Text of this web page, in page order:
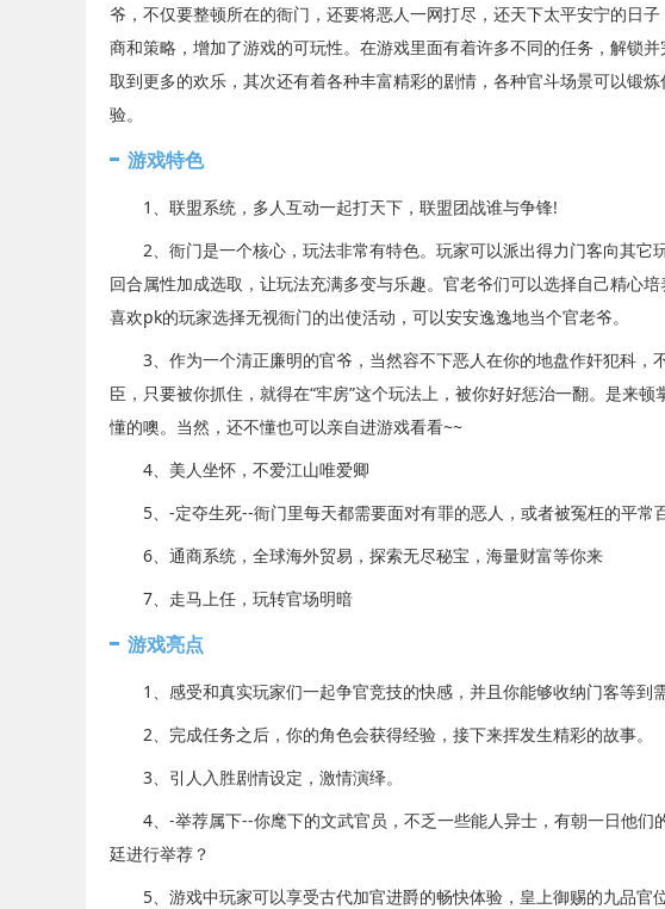
爷，不仅要整顿所在的衙门，还要将恶人一网打尽，还天下太平安宁的日
商和策略，增加了游戏的可玩性。在游戏里面有着许多不同的任务，解锁
取到更多的欢乐，其次还有着各种丰富精彩的剧情，各种官斗场景可以锻
验。
游戏特色
1、联盟系统，多人互动一起打天下，联盟团战谁与争锋!
2、衙门是一个核心，玩法非常有特色。玩家可以派出得力门客向其它
回合属性加成选取，让玩法充满多变与乐趣。官老爷们可以选择自己精心
喜欢pk的玩家选择无视衙门的出使活动，可以安安逸逸地当个官老爷。
3、作为一个清正廉明的官爷，当然容不下恶人在你的地盘作奸犯科，
臣，只要被你抓住，就得在“牢房”这个玩法上，被你好好惩治一翻。是来
懂的噢。当然，还不懂也可以亲自进游戏看看~~
4、美人坐怀，不爱江山唯爱卿
5、-定夺生死--衙门里每天都需要面对有罪的恶人，或者被冤枉的平常
6、通商系统，全球海外贸易，探索无尽秘宝，海量财富等你来
7、走马上任，玩转官场明暗
游戏亮点
1、感受和真实玩家们一起争官竞技的快感，并且你能够收纳门客等到
2、完成任务之后，你的角色会获得经验，接下来挥发生精彩的故事。
3、引人入胜剧情设定，激情演绎。
4、-举荐属下--你麾下的文武官员，不乏一些能人异士，有朝一日他们
廷进行举荐？
5、游戏中玩家可以享受古代加官进爵的畅快体验，皇上御赐的九品官